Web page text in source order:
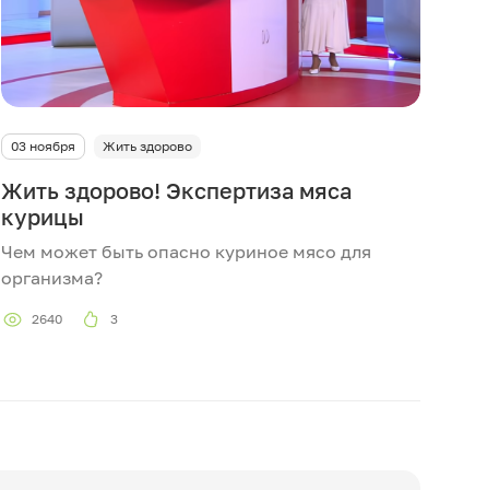
03 ноября Жить здорово
Жить здорово! Экспертиза мяса
курицы
Чем может быть опасно куриное мясо для
организма?
2640 3